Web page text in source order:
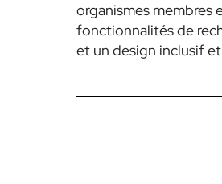
organismes membres
fonctionnalités de
et un design inclusif